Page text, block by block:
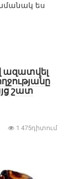
ես
ազատվել
շատ
1 475դիտում